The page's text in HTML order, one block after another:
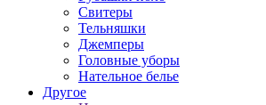
Свитеры
Тельняшки
Джемперы
Головные уборы
Нательное белье
Другое